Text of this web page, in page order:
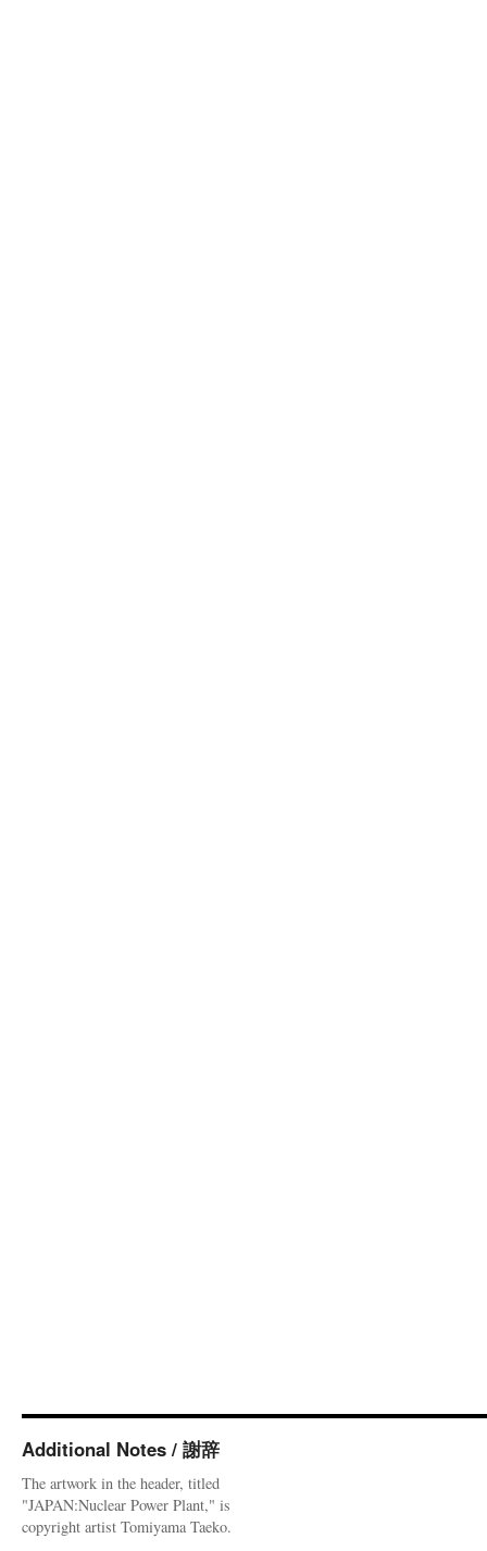
Additional Notes / 謝辞
The artwork in the header, titled
"JAPAN:Nuclear Power Plant," is
copyright artist Tomiyama Taeko.